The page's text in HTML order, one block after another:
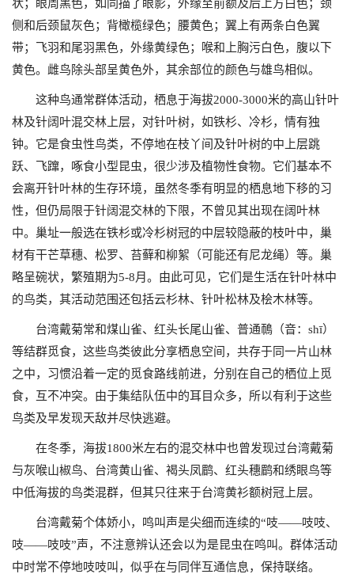
状；眼周黑色，如同描了眼影，外缘至前额及后上方白色；颈
侧和后颈鼠灰色；背橄榄绿色；腰黄色；翼上有两条白色翼
带；飞羽和尾羽黑色，外缘黄绿色；喉和上胸污白色，腹以下
黄色。雌鸟除头部呈黄色外，其余部位的颜色与雄鸟相似。
这种鸟通常群体活动，栖息于海拔2000-3000米的高山针叶
林及针阔叶混交林上层，对针叶树，如铁杉、冷杉，情有独
钟。它是食虫性鸟类，不停地在枝丫间及针叶树的中上层跳
跃、飞蹿，啄食小型昆虫，很少涉及植物性食物。它们基本不
会离开针叶林的生存环境，虽然冬季有明显的栖息地下移的习
性，但仍局限于针阔混交林的下限，不曾见其出现在阔叶林
中。巢址一般选在铁杉或冷杉树冠的中层较隐蔽的枝叶中，巢
材有干芒草穗、松罗、苔藓和柳絮（可能还有尼龙绳）等。巢
略呈碗状，繁殖期为5-8月。由此可见，它们是生活在针叶林中
的鸟类，其活动范围还包括云杉林、针叶松林及桧木林等。
台湾戴菊常和煤山雀、红头长尾山雀、普通鳾（音：shī）
等结群觅食，这些鸟类彼此分享栖息空间，共存于同一片山林
之中，习惯沿着一定的觅食路线前进，分别在自己的栖位上觅
食，互不冲突。由于集结队伍中的耳目众多，所以有利于这些
鸟类及早发现天敌并尽快逃避。
在冬季，海拔1800米左右的混交林中也曾发现过台湾戴菊
与灰喉山椒鸟、台湾黄山雀、褐头凤鹛、红头穗鹛和绣眼鸟等
中低海拔的鸟类混群，但其只往来于台湾黄衫额树冠上层。
台湾戴菊个体娇小，鸣叫声是尖细而连续的“吱——吱吱、
吱——吱吱”声，不注意辨认还会以为是昆虫在鸣叫。群体活动
中时常不停地吱吱叫，似乎在与同伴互通信息，保持联络。